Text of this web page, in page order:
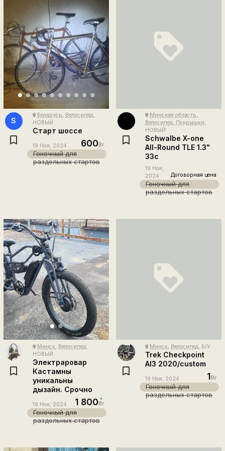
S
place Беларусь, Велосипед,
НОВЫЙ
Старт шоссе
19 Ноя, 2024 600 Br
Гоночный для
раздельных стартов
loyalty
place Минская область,
Велосипед, Покрышки,
НОВЫЙ
Schwalbe X-one
All-Round TLE 1.3"
33с
19 Ноя,
2024
Договорная цена
Гоночный для
раздельных стартов
place Минск, Велосипед,
НОВЫЙ
Электраровар
Кастамны
уникальны
дызайн. Срочно
19 Ноя, 2024 1 800Br
Гоночный для
раздельных стартов
loyalty
place Минск, Велосипед, Б/У
Trek Checkpoint
Al3 2020/custom
19 Ноя, 2024 1Br
Гоночный для
раздельных стартов